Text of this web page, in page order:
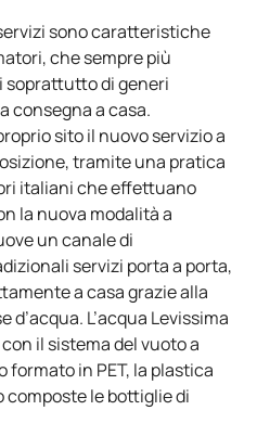
sono caratteristiche
che sempre più
soprattutto di generi
consegna a casa.
sito il nuovo servizio a
tramite una pratica
italiani che effettuano
la nuova modalità a
un canale di
servizi porta a porta,
a casa grazie alla
L’acqua Levissima
il sistema del vuoto a
in PET, la plastica
composte le bottiglie di